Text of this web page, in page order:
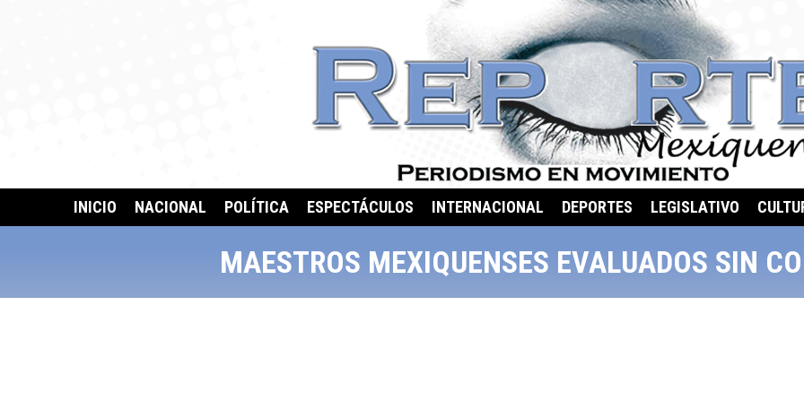
INICIO NACIONAL POLÍTICA ESPECTÁCULOS INTERNACIONAL DEPORTES LEGISLATIVO
MAESTROS MEXIQUENSES EVALUADOS SIN